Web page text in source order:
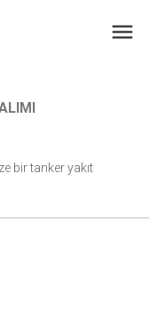
bir tanker yakıt